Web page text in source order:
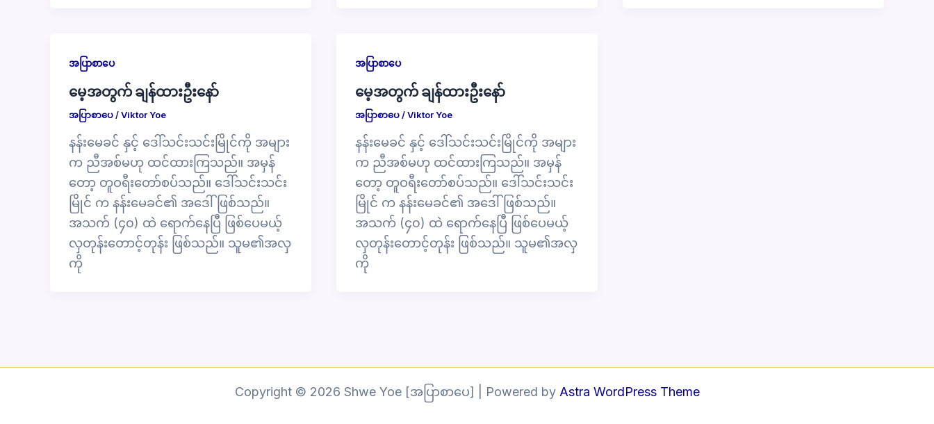
အပြာစာပေ
မေ့အတွက် ချန်ထားဦးနော်
အပြာစာပေ/Viktor Yoe
နန်းမေခင် နှင့် ဒေါ်သင်းသင်းမြိုင်ကို အများ
က ညီအစ်မဟု ထင်ထားကြသည်။ အမှန်
တော့ တူဝရီးတော်စပ်သည်။ ဒေါ်သင်းသင်း
မြိုင် က နန်းမေခင်၏ အဒေါ်ဖြစ်သည်။
အသက် (၄၀) ထဲ ရောက်နေပြီ ဖြစ်ပေမယ့်
လှတုန်းတောင့်တုန်း ဖြစ်သည်။ သူမ၏အလှ
ကို
အပြာစာပေ
မေ့အတွက် ချန်ထားဦးနော်
အပြာစာပေ/Viktor Yoe
နန်းမေခင် နှင့် ဒေါ်သင်းသင်းမြိုင်ကို အများ
က ညီအစ်မဟု ထင်ထားကြသည်။ အမှန်
တော့ တူဝရီးတော်စပ်သည်။ ဒေါ်သင်းသင်း
မြိုင် က နန်းမေခင်၏ အဒေါ်ဖြစ်သည်။
အသက် (၄၀) ထဲ ရောက်နေပြီ ဖြစ်ပေမယ့်
လှတုန်းတောင့်တုန်း ဖြစ်သည်။ သူမ၏အလှ
ကို
Copyright © 2026 Shwe Yoe [အပြာစာပေ] | Powered by Astra WordPress Theme